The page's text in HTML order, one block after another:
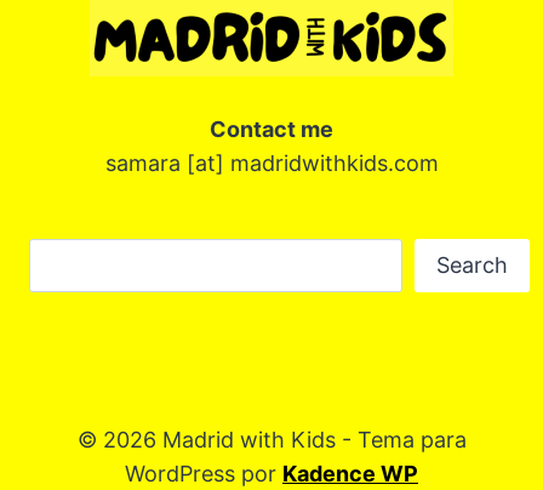
Contact me
samara [at] madridwithkids.com
Search
© 2026 Madrid with Kids - Tema para
WordPress por Kadence WP